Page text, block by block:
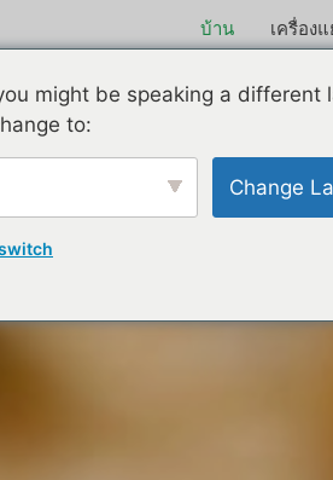
บ้าน เครื่อง
แ
might be speaking a different
to:
Change